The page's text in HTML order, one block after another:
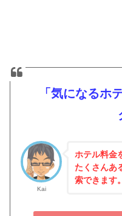
「気になるホ
Kai
ホテル料金
たくさんあ
索できます。